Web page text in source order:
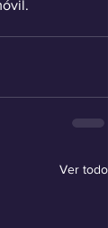
Ver todo